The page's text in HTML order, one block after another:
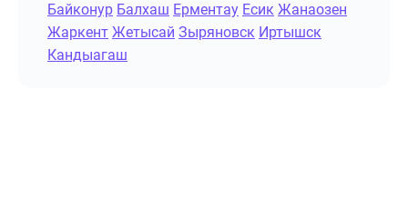
Байконур Балхаш Ерментау Есик Жанаозен
Жаркент Жетысай Зыряновск Иртышск
Кандыагаш